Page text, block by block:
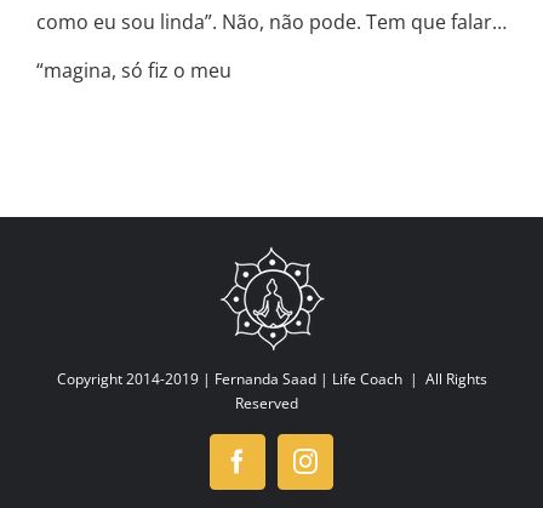
como eu sou linda”. Não, não pode. Tem que falar…
“magina, só fiz o meu
Copyright 2014-2019 | Fernanda Saad | Life Coach| All Rights
Reserved
FacebookInstagram